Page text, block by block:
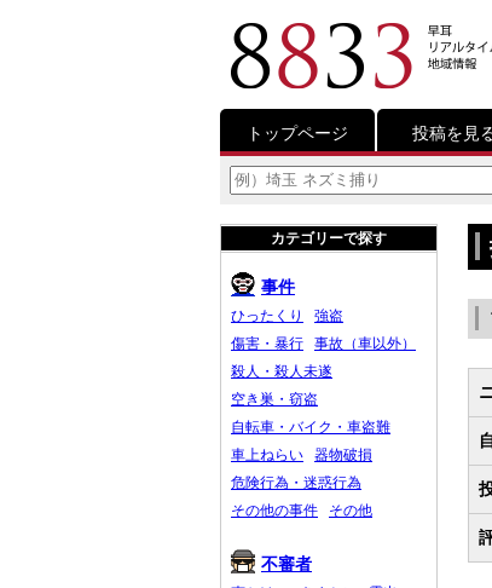
トップページ 投稿を見
カテゴリーで探す
事件
ひったくり
強盗
傷害・暴行
事故（車以外）
殺人・殺人未遂
空き巣・窃盗
自転車・バイク・車盗難
車上ねらい
器物破損
危険行為・迷惑行為
その他の事件
その他
不審者